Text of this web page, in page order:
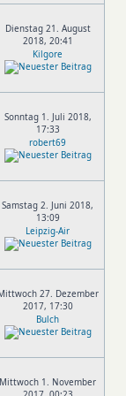
Dienstag 21. August
2018, 20:41
Kilgore
Sonntag 1. Juli 2018,
17:33
robert69
Samstag 2. Juni 2018,
13:09
Leipzig-Air
27. Dezember
2017, 17:30
Bulch
Mittwoch 1. November